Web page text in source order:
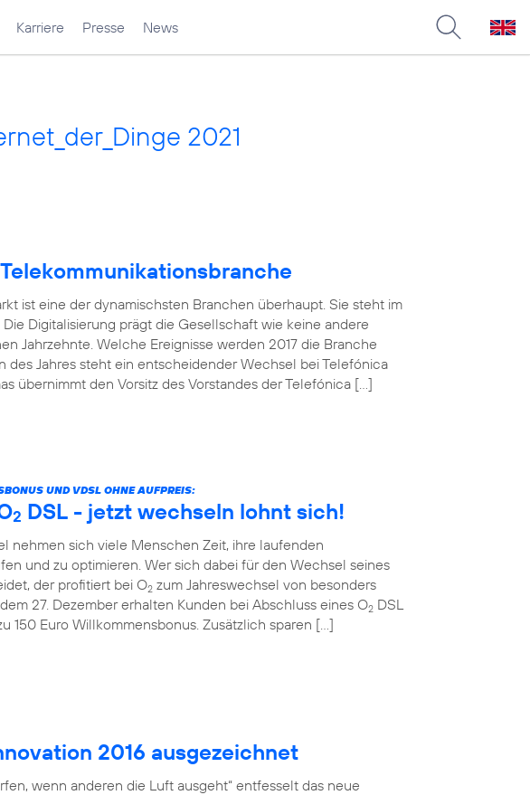
Karriere Presse News
2021
ist eine der dynamischsten Branchen überhaupt. Sie steht im
Digitalisierung prägt die Gesellschaft wie keine andere
Jahrzehnte. Welche Ereignisse werden 2017 die Branche
des Jahres steht ein entscheidender Wechsel bei Telefónica
übernimmt den Vorsitz des Vorstandes der Telefónica […]
UND VDSL OHNE AUFPREIS:
2 DSL - jetzt wechseln lohnt sich!
nehmen sich viele Menschen Zeit, ihre laufenden
und zu optimieren. Wer sich dabei für den Wechsel seines
der profitiert bei O2 zum Jahreswechsel von besonders
27. Dezember erhalten Kunden bei Abschluss eines O2 DSL
150 Euro Willkommensbonus. Zusätzlich sparen […]
2016 ausgezeichnet
wenn anderen die Luft ausgeht“ entfesselt das neue